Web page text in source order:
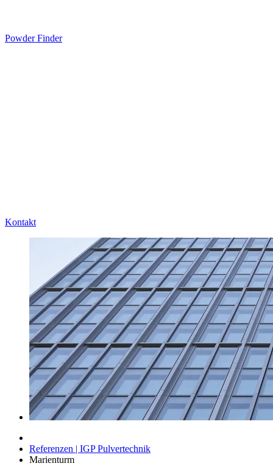
Powder Finder
Kontakt
Referenzen | IGP Pulvertechnik
Marienturm